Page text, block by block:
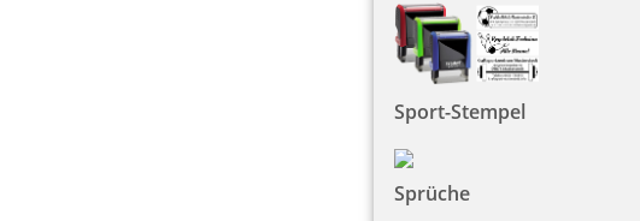
Sport-Stempel
Sprüche